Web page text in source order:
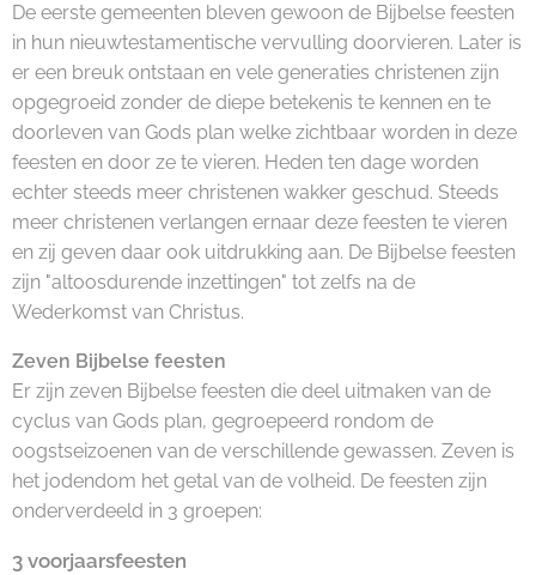
De eerste gemeenten bleven gewoon de Bijbelse feesten
in hun nieuwtestamentische vervulling doorvieren. Later is
er een breuk ontstaan en vele generaties christenen zijn
opgegroeid zonder de diepe betekenis te kennen en te
doorleven van Gods plan welke zichtbaar worden in deze
feesten en door ze te vieren. Heden ten dage worden
echter steeds meer christenen wakker geschud. Steeds
meer christenen verlangen ernaar deze feesten te vieren
en zij geven daar ook uitdrukking aan. De Bijbelse feesten
zijn "altoosdurende inzettingen" tot zelfs na de
Wederkomst van Christus.
Zeven Bijbelse feesten
Er zijn zeven Bijbelse feesten die deel uitmaken van de
cyclus van Gods plan, gegroepeerd rondom de
oogstseizoenen van de verschillende gewassen. Zeven is
het jodendom het getal van de volheid. De feesten zijn
onderverdeeld in 3 groepen:
3 voorjaarsfeesten